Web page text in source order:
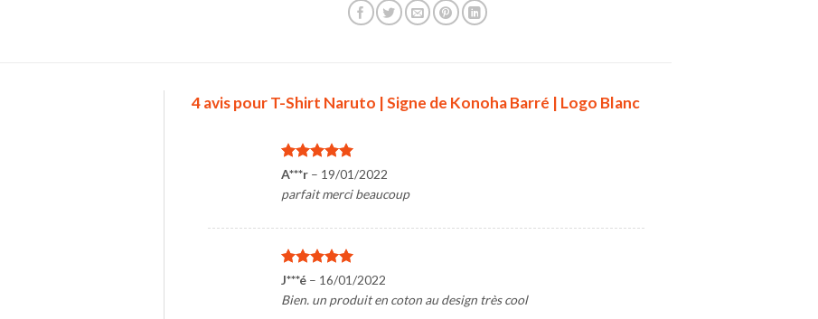
4 avis pourT-Shirt Naruto | Signe de Konoha Barré | Logo Blanc
Note5sur
A***r – 19/01/2022
parfait merci beaucoup
Note 5sur
5
J***é – 16/01/2022
Bien. un produit en coton au design très cool